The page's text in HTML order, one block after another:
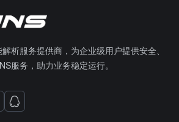
析服务提供商，为企业级用户提供安全、
服务，助力业务稳定运行。